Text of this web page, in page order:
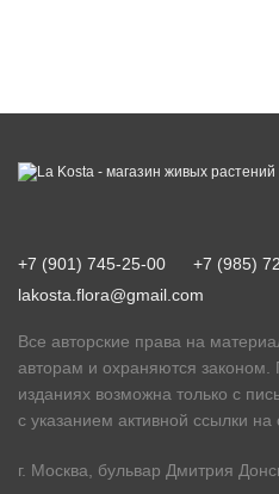
+7 (901) 745-25-00
+7 (985)
lakosta.flora@gmail.com
Все авторские права на
авторам и охраняются законом.
изданиях возможна только с
с указанием активной ссылки на
г. Москва, бульвар Дмитрия